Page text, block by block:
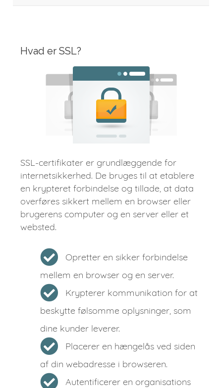
Hvad er SSL?
SSL-certifikater er grundlæggende for
internetsikkerhed. De bruges til at etablere
en krypteret forbindelse og tillade, at data
overføres sikkert mellem en browser eller
brugerens computer og en server eller et
websted.
Opretter en sikker forbindelse
mellem en browser og en server.
Krypterer kommunikation for at
beskytte følsomme oplysninger, som
dine kunder leverer.
Placerer en hængelås ved siden
af din webadresse i browseren.
Autentificerer en organisations